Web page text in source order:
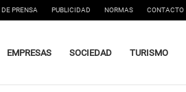
PRENSA PUBLICIDAD NORMAS CONTACTO
EMPRESAS SOCIEDAD TURISMO